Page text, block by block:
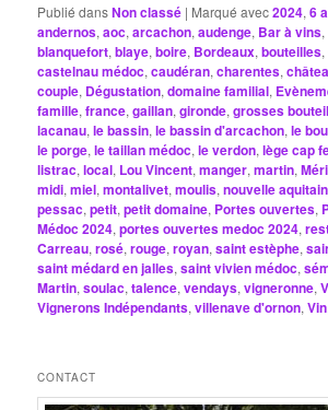
Publié dansNon classé | Marqué avec2024,6
andernos,aoc,arcachon,audenge, Bar à vins,
blanquefort,blaye,boire, Bordeaux,bouteilles,
castelnau médoc,caudéran,charentes,
couple, Dégustation,domaine familial,
famille,france,gaillan,gironde,grosses
lacanau,le bassin,le bassin d'arcachon,le
le porge,le taillan médoc,le verdon,lège cap
listrac,local, Lou Vincent,manger,martin,
midi,miel,montalivet,moulis,nouvelle
pessac,petit,petit domaine, Portes ouvertes,
Médoc 2024,portes ouvertes medoc 2024,
Carreau,rosé,rouge,royan,saint estèphe,
saint médard en jalles,saint vivien médoc,
Martin,soulac,talence,vendays,vigneronne,
Vignerons Indépendants,villenave d'ornon,Vin
CONTACT